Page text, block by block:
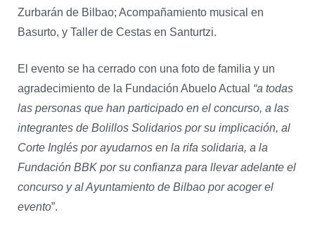
Zurbarán de Bilbao; Acompañamiento musical en
Basurto, y Taller de Cestas en Santurtzi.
El evento se ha cerrado con una foto de familia y un
agradecimiento de la Fundación Abuelo Actual “a todas
las personas que han participado en el concurso, a las
integrantes de Bolillos Solidarios por su implicación, al
Corte Inglés por ayudarnos en la rifa solidaria, a la
Fundación BBK por su confianza para llevar adelante el
concurso y al Ayuntamiento de Bilbao por acoger el
evento”.